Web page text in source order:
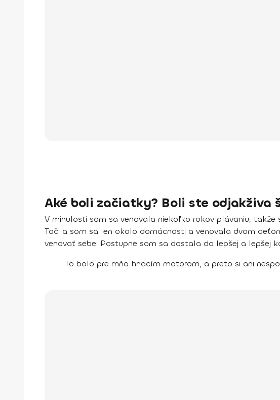
Aké boli začiatky? Boli ste
V minulosti som sa venovala niekoľko rokov plávaniu,
Točila som sa len okolo domácnosti a venovala dvom
venovať sebe. Postupne som sa dostala do lepšej a lepšej
To bolo pre mňa hnacím motorom, a preto si ani